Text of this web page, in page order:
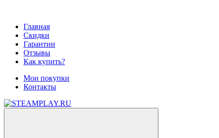
Главная
Скидки
Гарантии
Отзывы
Как купить?
Мои покупки
Контакты